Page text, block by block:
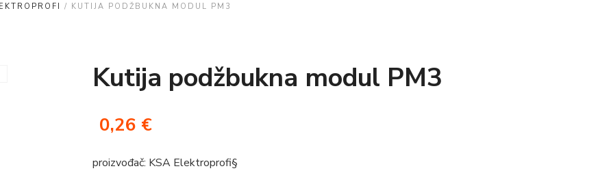
/ KUTIJA PODŽBUKNA MODUL PM3
Kutija podžbukna modul PM3
0,26 €
proizvođač: KSA Elektroprofi§